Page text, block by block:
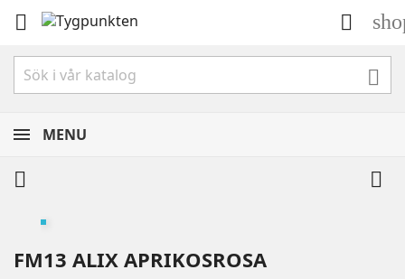
 

MENU
 
FM13 ALIX APRIKOSROSA